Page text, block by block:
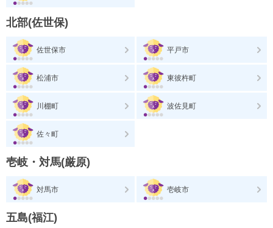
北部(佐世保)
佐世保市 平戸市
松浦市 東彼杵町
川棚町 波佐見町
佐々町
壱岐・対馬(厳原)
対馬市 壱岐市
五島(福江)